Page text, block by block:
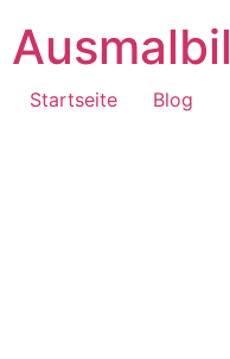
Startseite Blog